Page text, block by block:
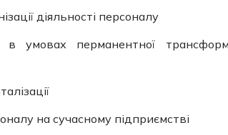
діяльності персоналу
умовах перманентної
на сучасному підприємстві